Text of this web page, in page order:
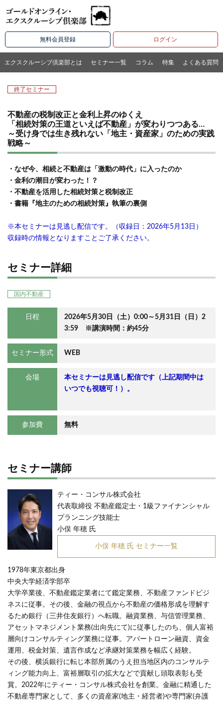
無料会員登録 ログイン
エクスクルーシブ倶楽部とは セミナー一覧 コラム 特集 よくある質問
終了セミナー
不動産の税制改正と金利上昇のゆくえ
「相続対策の王道といえば不動産」が変わりつつある…
～受け身では生き残れない「地主・資産家」のための実践
戦略～
・なぜ今、相続と不動産は「激動の時代」に入ったのか
・金利の潮目が変わった！？
・不動産を活用した相続対策と税制改正
・書籍『地主のための相続対策』執筆の裏側
※本セミナーは見逃し配信です。（収録日：2026年5月13日）
収録時の情報となりますことご了承ください。
セミナー詳細
国内不動産
日程
2026年5月30日（土）0:00～5月31日（日）2
3:59 ※講演時間：約45分
セミナー形式 WEB
会場
本セミナーは見逃し配信です（上記期間中は
いつでも視聴可！）。
参加費 無料
セミナー講師
ティー・コンサル株式会社
代表取締役 不動産鑑定士・1級ファイナンシャル
プランニング技能士
小俣 年穂 氏
小俣 年穂 氏 セミナー一覧
1978年東京都出身
中央大学経済学部卒
大学卒業後、不動産鑑定業者にて鑑定業務、不動産ファンドビジ
ネスに従事。その後、金融の視点から不動産の価格形成を理解す
るため銀行（三井住友銀行）へ転職。融資業務、与信管理業務、
アセットマネジメント業務(出向先にて)に従事したのち、個人富裕
層向けコンサルティング業務に従事。アパートローン融資、資金
運用、税金対策、遺言作成など承継対策業務を幅広く経験。
その後、横浜銀行に転じ本部所属のうえ担当地区内のコンサルテ
ィング能力向上、富裕層取引の拡大などで貢献し頭取表彰も受
賞。2022年にティー・コンサル株式会社を創業。金融に精通した
不動産専門家として、多くの資産家(地主・経営者)や専門家(弁護